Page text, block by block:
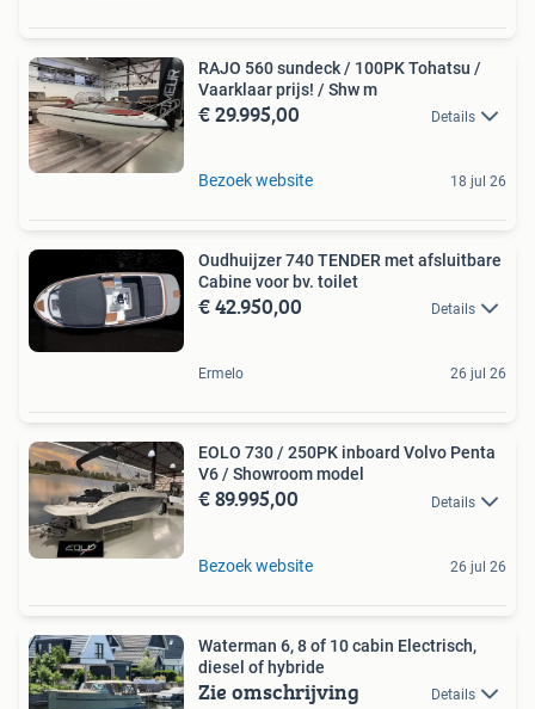
RAJO 560 sundeck / 100PK Tohatsu /
Vaarklaar prijs! / Shw m
€ 29.995,00 Details
Bezoek website 18 jul 26
Oudhuijzer 740 TENDER met afsluitbare
Cabine voor bv. toilet
€ 42.950,00 Details
Ermelo 26 jul 26
EOLO 730 / 250PK inboard Volvo Penta
V6 / Showroom model
€ 89.995,00 Details
Bezoek website 26 jul 26
Waterman 6, 8 of 10 cabin Electrisch,
diesel of hybride
Zie omschrijving Details